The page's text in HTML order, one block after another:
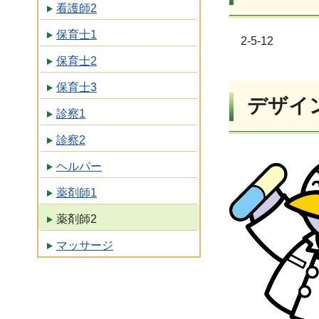
看護師2
保育士1
保育士2
保育士3
診察1
診察2
ヘルパー
薬剤師1
薬剤師2
マッサージ
2-5-12
デザイ